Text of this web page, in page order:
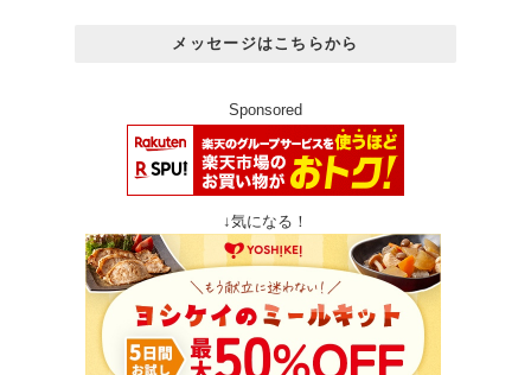
メッセージはこちらから
Sponsored
↓気になる！